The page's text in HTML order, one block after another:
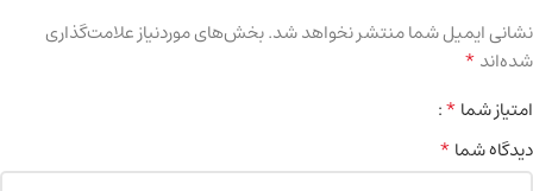
نشانی ایمیل شما منتشر نخواهد شد.بخش‌های موردنیاز علامت‌گذاری
شده‌اند*
امتیاز شما*
دیدگاه شما*